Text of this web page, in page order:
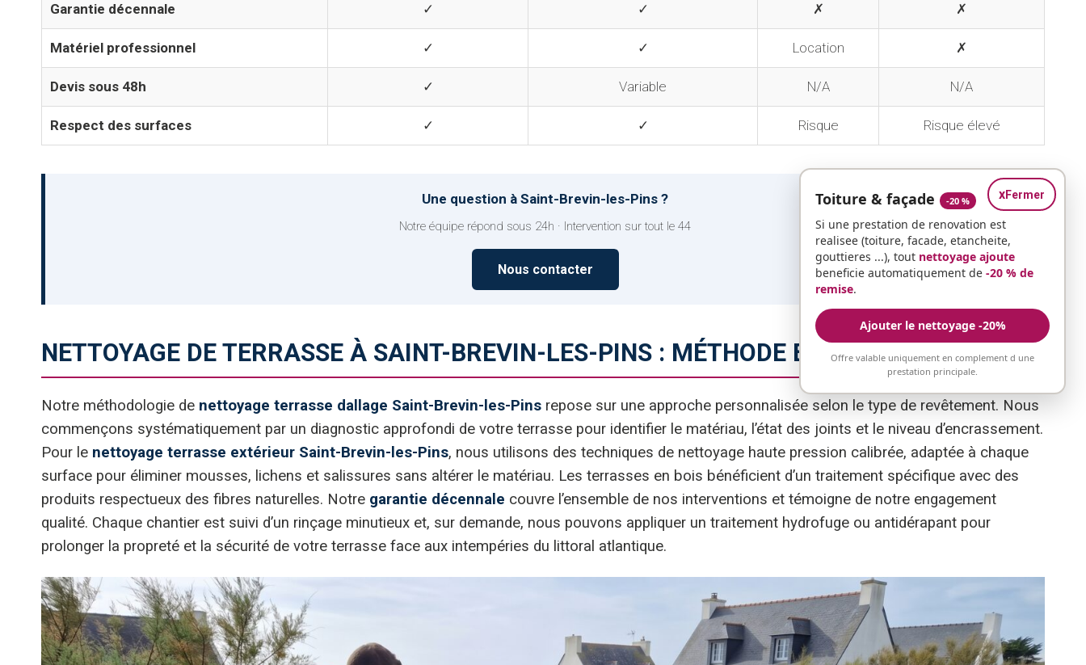
Garantie décennale ✓ ✓ ✗ ✗
Matériel professionnel ✓ ✓ Location ✗
Devis sous 48h ✓ Variable N/A N/A
Respect des surfaces ✓ ✓ Risque Risque élevé
Une question à Saint-Brevin-les-Pins ?
Notre équipe répond sous 24h · Intervention sur tout le 44
Nous contacter
NETTOYAGE DE TERRASSE À SAINT-BREVIN-LES-PINS : MÉTHODE ET GARANTIES
Notre méthodologie de nettoyage terrasse dallage Saint-Brevin-les-Pins repose sur une approche personnalisée selon le type de revêtement. Nous
commençons systématiquement par un diagnostic approfondi de votre terrasse pour identifier le matériau, l’état des joints et le niveau d’encrassement.
Pour le nettoyage terrasse extérieur Saint-Brevin-les-Pins, nous utilisons des techniques de nettoyage haute pression calibrée, adaptée à chaque
surface pour éliminer mousses, lichens et salissures sans altérer le matériau. Les terrasses en bois bénéficient d’un traitement spécifique avec des
produits respectueux des fibres naturelles. Notre garantie décennale couvre l’ensemble de nos interventions et témoigne de notre engagement
qualité. Chaque chantier est suivi d’un rinçage minutieux et, sur demande, nous pouvons appliquer un traitement hydrofuge ou antidérapant pour
prolonger la propreté et la sécurité de votre terrasse face aux intempéries du littoral atlantique.
xFermer
Toiture & façade -20 %
Si une prestation de renovation est
realisee (toiture, facade, etancheite,
gouttieres ...), tout nettoyage ajoute
beneficie automatiquement de -20 % de
remise.
Ajouter le nettoyage -20%
Offre valable uniquement en complement d une
prestation principale.